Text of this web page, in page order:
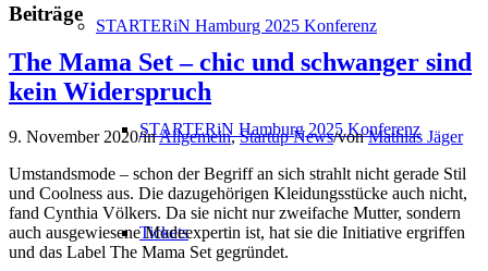
STARTERiN Hamburg 2025 Konferenz
STARTERiN Hamburg 2025 Konferenz
Tickets
Beiträge
The Mama Set – chic und schwanger sind
kein Widerspruch
9. November 2020/inAllgemein,Startup News/vonMathias Jäger
Umstandsmode – schon der Begriff an sich strahlt nicht gerade Stil
und Coolness aus. Die dazugehörigen Kleidungsstücke auch nicht,
fand Cynthia Völkers. Da sie nicht nur zweifache Mutter, sondern
auch ausgewiesene Modeexpertin ist, hat sie die Initiative ergriffen
und das Label The Mama Set gegründet.